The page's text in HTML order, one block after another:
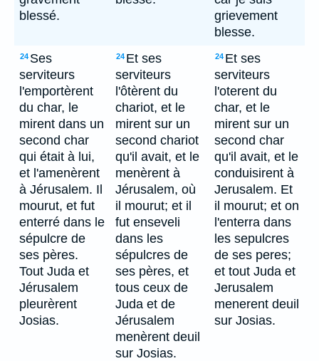
blessé.
grievement
blesse.
24 Ses
serviteurs
l'emportèrent
du char, le
mirent dans un
second char
qui était à lui,
et l'amenèrent
à Jérusalem. Il
mourut, et fut
enterré dans le
sépulcre de
ses pères.
Tout Juda et
Jérusalem
pleurèrent
Josias.
24 Et ses
serviteurs
l'ôtèrent du
chariot, et le
mirent sur un
second chariot
qu'il avait, et le
menèrent à
Jérusalem, où
il mourut; et il
fut enseveli
dans les
sépulcres de
ses pères, et
tous ceux de
Juda et de
Jérusalem
menèrent deuil
sur Josias.
24 Et ses
serviteurs
l'oterent du
char, et le
mirent sur un
second char
qu'il avait, et le
conduisirent à
Jerusalem. Et
il mourut; et on
l'enterra dans
les sepulcres
de ses peres;
et tout Juda et
Jerusalem
menerent deuil
sur Josias.